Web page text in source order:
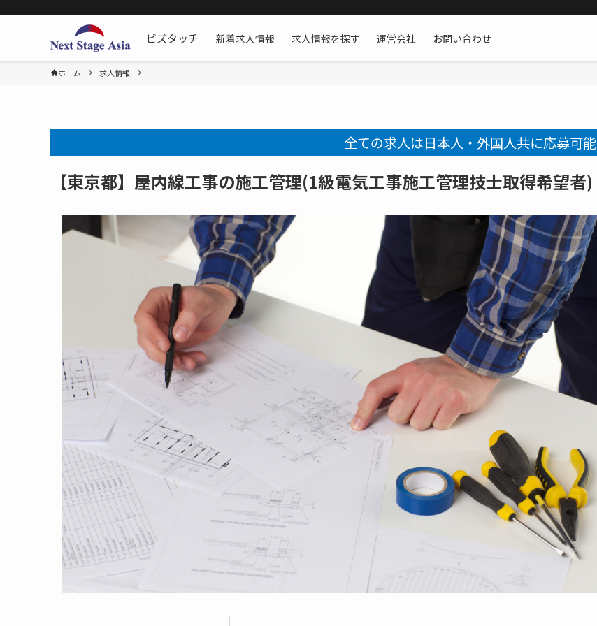
ビズタッチ
新着求人情報 求人情報を探す 運営会社 お問い合わせ
ホーム 求人情報
全ての求人は日本人・外国人共に応募可能
【東京都】屋内線工事の施工管理(1級電気工事施工管理技士取得希望者)